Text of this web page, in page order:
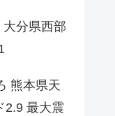
分県西部
熊本県天
2.9 最大震